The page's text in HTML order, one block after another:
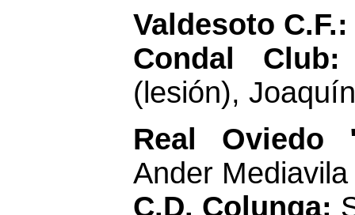
Valdesoto
Condal
(lesión),
Real
Ander
C.D. Colunga: